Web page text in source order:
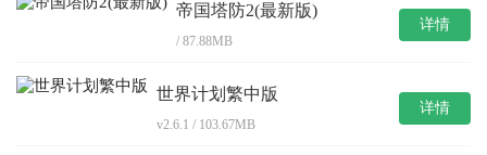
帝国塔防2(最新版)
/ 87.88MB
详情
世界计划繁中版
v2.6.1 / 103.67MB
详情